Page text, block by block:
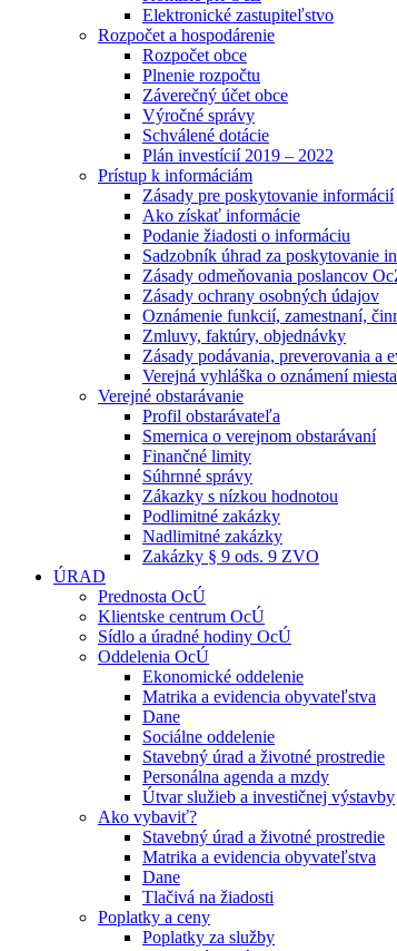
Elektronické zastupiteľstvo
Rozpočet a hospodárenie
Rozpočet obce
Plnenie rozpočtu
Záverečný účet obce
Výročné správy
Schválené dotácie
Plán investícií 2019 – 2022
Prístup k informáciám
Zásady pre poskytovanie informácií
Ako získať informácie
Podanie žiadosti o informáciu
Sadzobník úhrad za poskytovanie
Zásady odmeňovania poslancov
Zásady ochrany osobných údajov
Oznámenie funkcií, zamestnaní,
Zmluvy, faktúry, objednávky
Zásady podávania, preverovania a
Verejná vyhláška o oznámení
Verejné obstarávanie
Profil obstarávateľa
Smernica o verejnom obstarávaní
Finančné limity
Súhrnné správy
Zákazky s nízkou hodnotou
Podlimitné zakázky
Nadlimitné zakázky
Zakázky § 9 ods. 9 ZVO
ÚRAD
Prednosta OcÚ
Klientske centrum OcÚ
Sídlo a úradné hodiny OcÚ
Oddelenia OcÚ
Ekonomické oddelenie
Matrika a evidencia obyvateľstva
Dane
Sociálne oddelenie
Stavebný úrad a životné prostredie
Personálna agenda a mzdy
Útvar služieb a investičnej výstavby
Ako vybaviť?
Stavebný úrad a životné prostredie
Matrika a evidencia obyvateľstva
Dane
Tlačivá na žiadosti
Poplatky a ceny
Poplatky za služby